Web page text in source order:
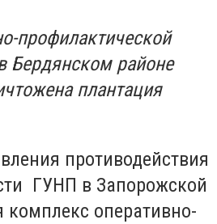
профилактической
Бердянском районе
плантация
противодействия
ГУНП в Запорожской
комплекс оперативно-